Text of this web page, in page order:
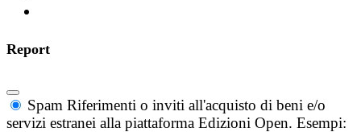
Report
Spam Riferimenti o inviti all'acquisto di beni e/o
servizi estranei alla piattaforma Edizioni Open. Esempi: